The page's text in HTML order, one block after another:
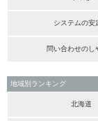
システムの安
問い合わせのし
地域別ランキング
北海道